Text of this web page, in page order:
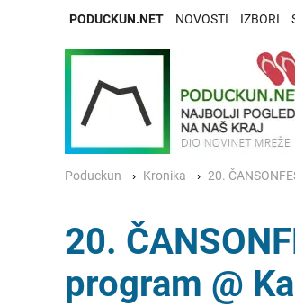
PODUCKUN.NET NOVOSTI IZBORI
Poduckun Kronika 20.
20.
program @